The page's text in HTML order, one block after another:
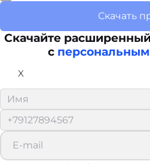
Скачать
Скачайте
с
X